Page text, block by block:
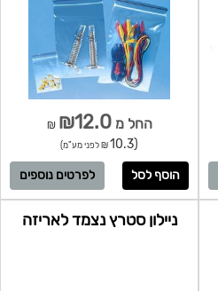
החל מ₪12.0
₪
(10.3 ₪ לפני מע"מ)
לפרטים נוספים
ניילון סטרץ נצמד לאריזה